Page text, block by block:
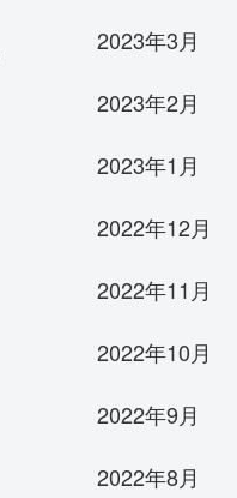
2023年3月
2023年2月
2023年1月
2022年12月
2022年11月
2022年10月
2022年9月
2022年8月